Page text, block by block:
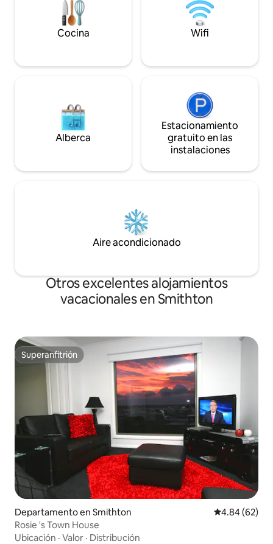
incluido. Perfecto para familias o grupos.
la autopista hay
Salida a las 10:30
Cocina Wifi
Alberca
Estacionamiento
gratuito en las
instalaciones
Aire acondicionado
Otros excelentes alojamientos
vacacionales en Smithton
Superanfitrión
Superanfitrión
Departamento en Smithton Calificación
4.84 (62)
Rosie 's Town House
Ubicación · Valor · Distribución